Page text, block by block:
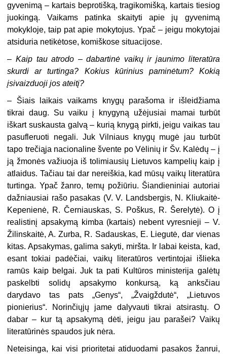
gyvenimą – kartais beprotišką, tragikomišką, kartais tiesiog
juokingą. Vaikams patinka skaityti apie jų gyvenimą
mokykloje, taip pat apie mokytojus. Ypač – jeigu mokytojai
atsiduria netikėtose, komiškose situacijose.
– Kaip tau atrodo – dabartinė vaikų ir jaunimo literatūra
skurdi ar turtinga? Kokius kūrinius paminėtum? Kokią
įsivaizduoji jos ateitį?
– Šiais laikais vaikams knygų parašoma ir išleidžiama
tikrai daug. Su vaiku į knygyną užėjusiai mamai turbūt
iškart suskausta galvą – kurią knygą pirkti, jeigu vaikas tau
pasufleruoti negali. Juk Vilniaus knygų mugė jau turbūt
tapo trečiąja nacionaline švente po Vėlinių ir Šv. Kalėdų – į
ją žmonės važiuoja iš tolimiausių Lietuvos kampelių kaip į
atlaidus. Tačiau tai dar nereiškia, kad mūsų vaikų literatūra
turtinga. Ypač žanro, temų požiūriu. Šiandieniniai autoriai
dažniausiai rašo pasakas (V. V. Landsbergis, N. Kliukaitė-
Kepenienė, R. Černiauskas, S. Poškus, R. Šerelytė). O į
realistinį apsakymą kimba (kartais) nebent vyresnieji – V.
Žilinskaitė, A. Zurba, R. Sadauskas, E. Liegutė, dar vienas
kitas. Apsakymas, galima sakyti, miršta. Ir labai keista, kad,
esant tokiai padėčiai, vaikų literatūros vertintojai išlieka
ramūs kaip belgai. Juk ta pati Kultūros ministerija galėtų
paskelbti solidų apsakymo konkursą, ką anksčiau
darydavo tas pats „Genys“, „Žvaigždutė“, „Lietuvos
pionierius“. Norinčiųjų jame dalyvauti tikrai atsirastų. O
dabar – kur tą apsakymą dėti, jeigu jau parašei? Vaikų
literatūrinės spaudos juk nėra.
Neteisinga, kai visi prioritetai atiduodami pasakos žanrui,